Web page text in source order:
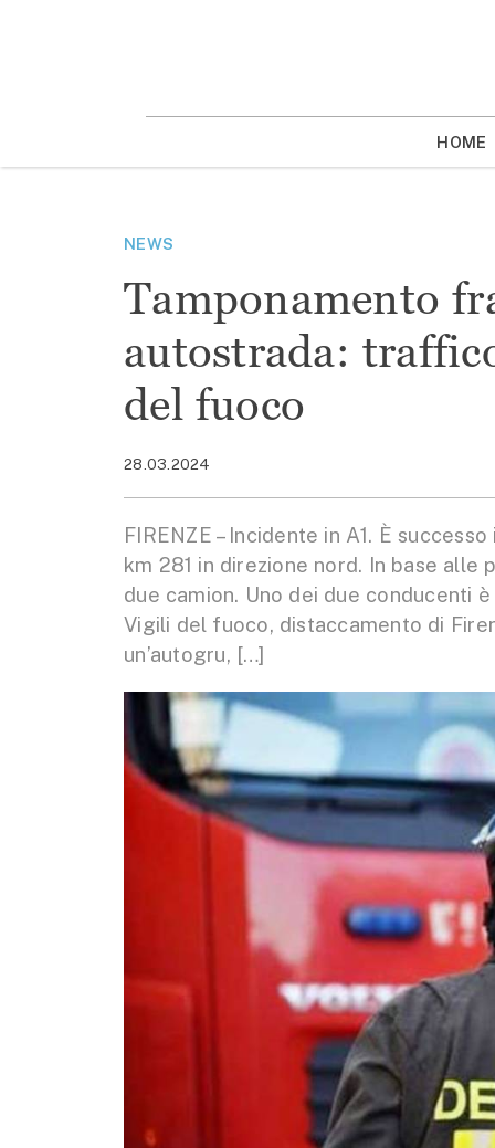
HOME
NEWS
Tamponamento
autostrada:
del fuoco
28.03.2024
FIRENZE – Incidente in A1. È
km 281 in direzione nord. In base
due camion. Uno dei due conducenti
Vigili del fuoco, distaccamento di
un’autogru, […]